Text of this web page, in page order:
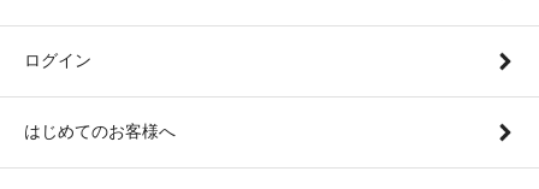
ログイン
はじめてのお客様へ